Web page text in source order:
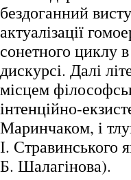
бездоганний
актуалізації
сонетного циклу
дискурсі. Далі
місцем
інтенційно-
Маринчаком, і
І. Стравинського
Б. Шалагінова).